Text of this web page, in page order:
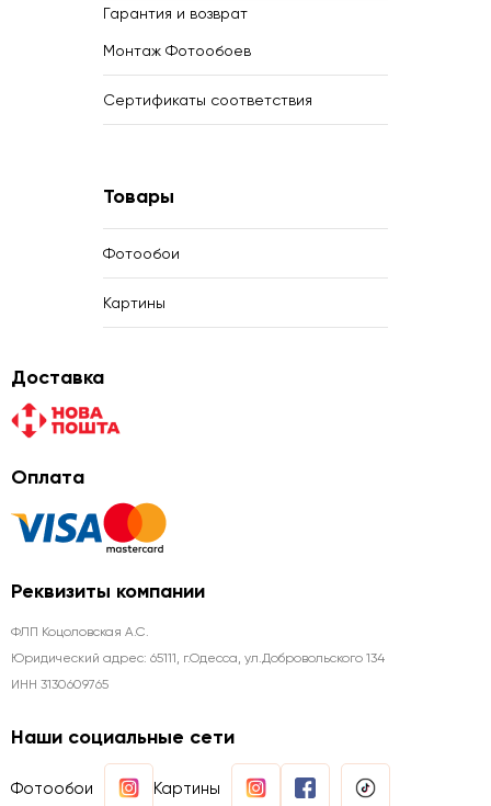
Гарантия и возврат
Монтаж Фотообоев
Сертификаты соответствия
Товары
Фотообои
Картины
Доставка
Оплата
Реквизиты компании
ФЛП Коцоловская А.С.
Юридический адрес: 65111, г.Одесса, ул.Добровольского 134
ИНН 3130609765
Наши социальные сети
Фотообои Картины